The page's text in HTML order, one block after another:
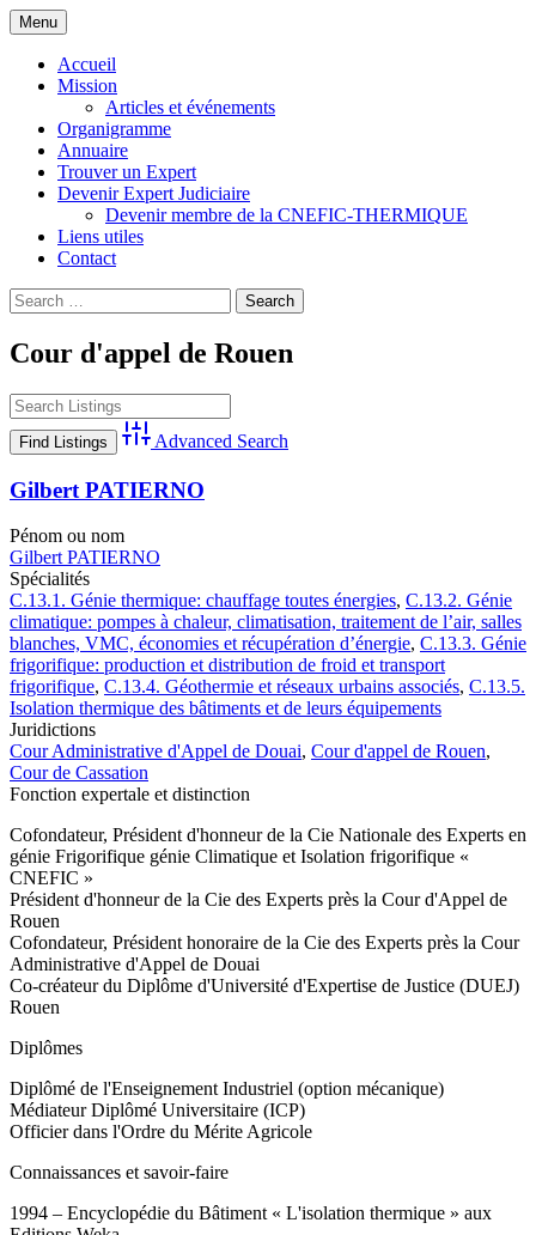
Skip
to
content
CNEFIC-THERMIQUE
Thermique Climatique et Frigorifique
Menu
Accueil
Mission
Articles et événements
Organigramme
Annuaire
Trouver un Expert
Devenir Expert Judiciaire
Devenir membre de la CNEFIC-THERMIQUE
Liens utiles
Contact
Search
for:
Cour d'appel de Rouen
Advanced Search
Gilbert PATIERNO
Pénom ou nom
Gilbert PATIERNO
Spécialités
C.13.1. Génie thermique: chauffage toutes énergies, C.13.2. Génie
climatique: pompes à chaleur, climatisation, traitement de l’air, salles
blanches, VMC, économies et récupération d’énergie, C.13.3. Génie
frigorifique: production et distribution de froid et transport
frigorifique, C.13.4. Géothermie et réseaux urbains associés, C.13.5.
Isolation thermique des bâtiments et de leurs équipements
Juridictions
Cour Administrative d'Appel de Douai, Cour d'appel de Rouen,
Cour de Cassation
Fonction expertale et distinction
Cofondateur, Président d'honneur de la Cie Nationale des Experts en
génie Frigorifique génie Climatique et Isolation frigorifique «
CNEFIC »
Président d'honneur de la Cie des Experts près la Cour d'Appel de
Rouen
Cofondateur, Président honoraire de la Cie des Experts près la Cour
Administrative d'Appel de Douai
Co-créateur du Diplôme d'Université d'Expertise de Justice (DUEJ)
Rouen
Diplômes
Diplômé de l'Enseignement Industriel (option mécanique)
Médiateur Diplômé Universitaire (ICP)
Officier dans l'Ordre du Mérite Agricole
Connaissances et savoir-faire
1994 – Encyclopédie du Bâtiment « L'isolation thermique » aux